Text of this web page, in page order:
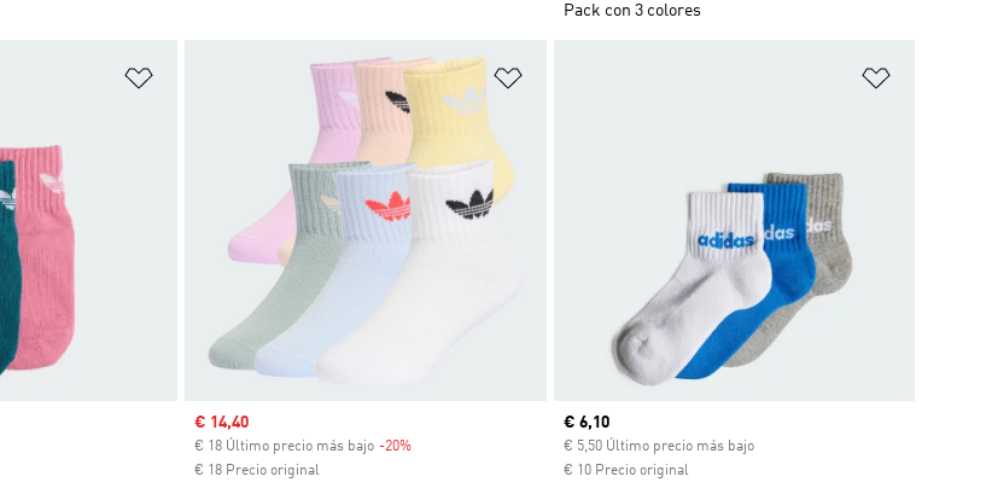
Pack con 3 colores
Añadir a la lista de deseos
Precio de venta
€ 14,40
€ 18 Último precio más bajo -20%
€ 18 Precio original
Precio actual
€ 6,10
€ 5,50 Último precio más bajo
€ 10 Precio original